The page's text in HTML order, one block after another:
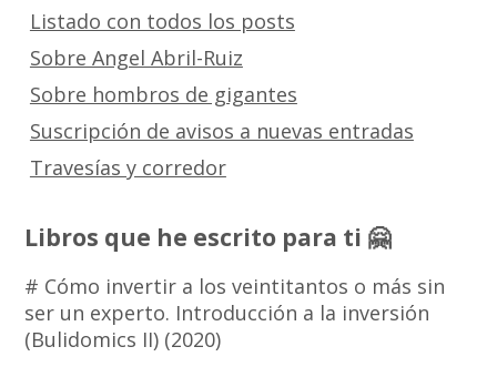
Listado con todos los posts
Sobre Angel Abril-Ruiz
Sobre hombros de gigantes
Suscripción de avisos a nuevas entradas
Travesías y corredor
Libros que he escrito para ti 🤗
# Cómo invertir a los veintitantos o más sin
ser un experto. Introducción a la inversión
(Bulidomics II) (2020)